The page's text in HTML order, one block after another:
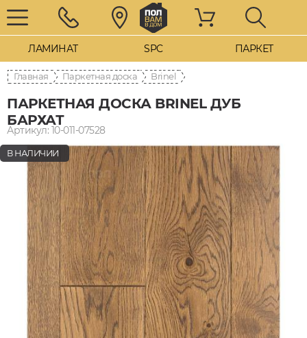
ЛАМИНАТ SPC ПАРКЕТ
Главная Паркетная доска Brinel
ПАРКЕТНАЯ ДОСКА BRINEL ДУБ
БАРХАТ
Артикул: 10-011-07528
В НАЛИЧИИ